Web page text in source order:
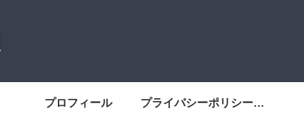
プロフィール プライバシーポリシーについて